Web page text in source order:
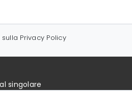
Privacy Policy
singolare